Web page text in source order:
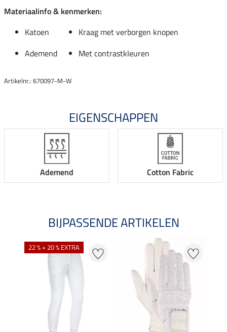
Materiaalinfo & kenmerken:
Katoen
Kraag met verborgen knopen
Ademend
Met contrastkleuren
Artikelnr.: 670097-M-W
EIGENSCHAPPEN
Ademend Cotton Fabric
BIJPASSENDE ARTIKELEN
22 % + 20 % EXTRA